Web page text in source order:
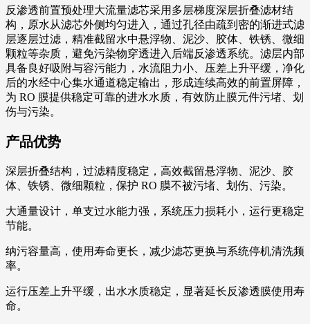
反渗透前置预处理大流量滤芯采用多层梯度深层折叠滤材结
构，原水从滤芯外侧均匀进入，通过孔径由疏到密的渐进式滤
层逐层过滤，精准截留水中悬浮物、泥沙、胶体、铁锈、微细
颗粒等杂质，避免污染物穿透进入后端反渗透系统。滤层内部
具备良好吸附与容污能力，水流阻力小、压差上升平缓，净化
后的水经中心集水通道稳定输出，形成连续高效的前置屏障，
为 RO 膜提供稳定可靠的进水水质，有效防止膜元件污堵、划
伤与污染。
产品优势
深层折叠结构，过滤精度稳定，高效截留悬浮物、泥沙、胶
体、铁锈、微细颗粒，保护 RO 膜不被污堵、划伤、污染。
大通量设计，单支过水能力强，系统压力损耗小，运行更稳定
节能。
纳污容量高，使用寿命更长，减少滤芯更换与系统停机清洗频
率。
运行压差上升平缓，出水水质稳定，显著延长反渗透膜使用寿
命。